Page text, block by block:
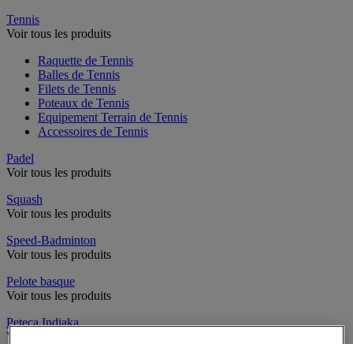
Tennis
Voir tous les produits
Raquette de Tennis
Balles de Tennis
Filets de Tennis
Poteaux de Tennis
Equipement Terrain de Tennis
Accessoires de Tennis
Padel
Voir tous les produits
Squash
Voir tous les produits
Speed-Badminton
Voir tous les produits
Pelote basque
Voir tous les produits
Peteca Indiaka
Voir tous les produits